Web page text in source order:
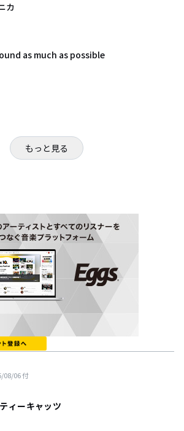
カ
as much as possible
もっと見る
08/06付
ィーキャッツ